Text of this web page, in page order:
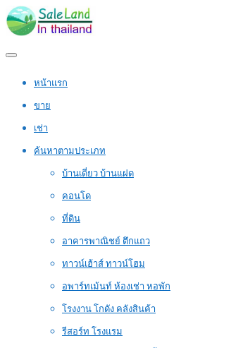
หน้าแรก
ขาย
เช่า
ค้นหาตามประเภท
บ้านเดี่ยว บ้านแฝด
คอนโด
ที่ดิน
อาคารพาณิชย์ ตึกแถว
ทาวน์เฮ้าส์ ทาวน์โฮม
อพาร์ทเม้นท์ ห้องเช่า หอพัก
โรงงาน โกดัง คลังสินค้า
รีสอร์ท โรงแรม